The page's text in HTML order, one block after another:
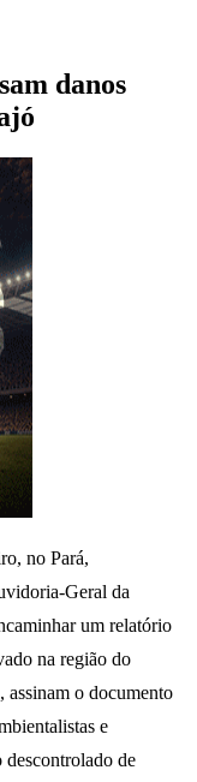
danos
no Pará,
Geral da
um relatório
na região do
o documento
e
descontrolado de